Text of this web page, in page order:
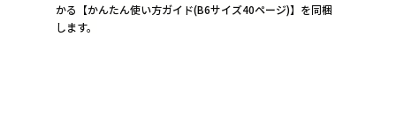
かる【かんたん使い方ガイド(B6サイズ40ページ)】を同梱
します。